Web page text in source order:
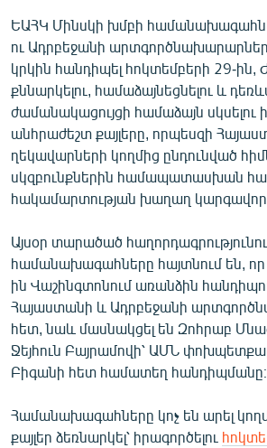
ՁԳՏԵԼՈՎ ԼԱՎԱԳՈՒՅՆԻՆ
ՓՈԴՔԱՍԹ
Հայերեն
English
Русский
«Ազատության» բոլոր կայքերը
ԵԱՀԿ Մինսկի խմբի
ու Ադրբեջանի
կրկին հանդիպել հոկտեմբերի 29-ին,
քննարկելու, համաձայնեցնելու և
ժամանակացույցի համաձայն սկսելու
անհրաժեշտ քայլերը, որպեսզի
ղեկավարների կողմից ընդունված
սկզբունքներին համապատասխան
հակամարտության խաղաղ
Այսօր տարածած
համանախագահները հայտնում են,
ին Վաշինգտոնում առանձին
Հայաստանի և Ադրբեջանի
հետ, նաև մասնակցել են Զոհրաբ
Ջեյհուն Բայրամովի՝ ԱՄՆ
Բիգանի հետ համատեղ հանդիպմանը։
Համանախագահները կոչ են արել
քայլեր ձեռնարկել՝ իրագործելու